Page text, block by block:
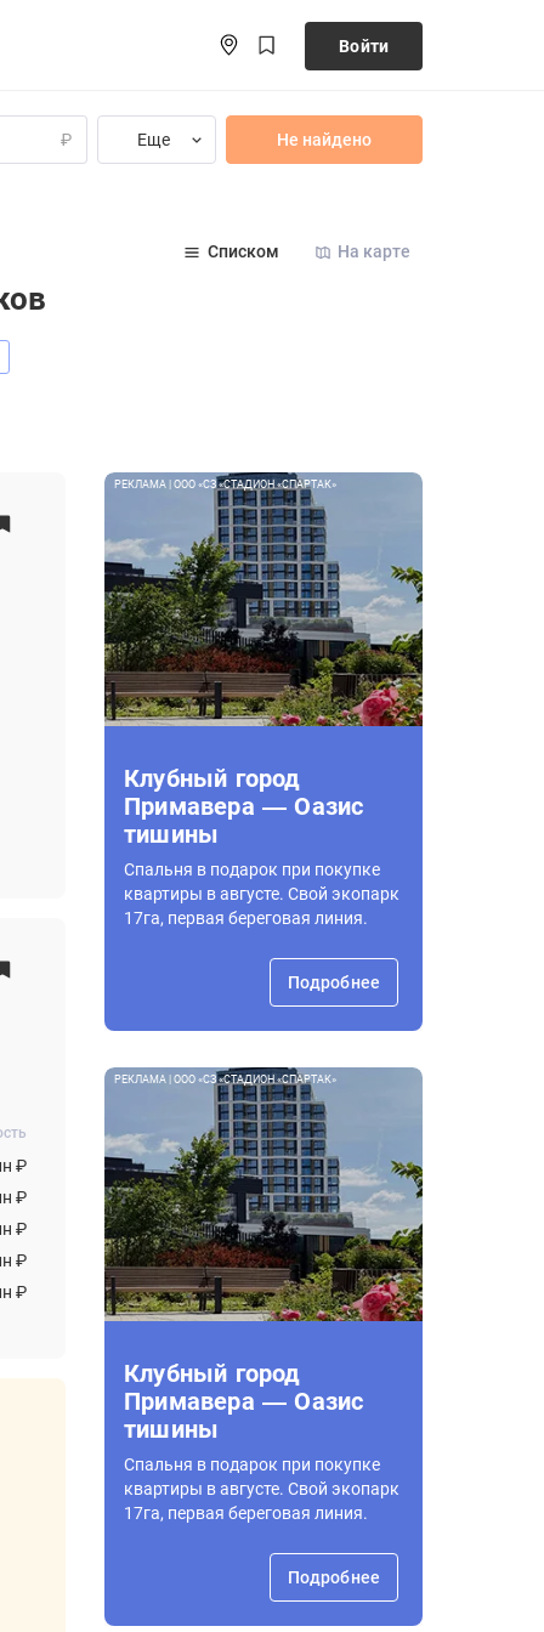
Войти
₽ Еще Не найдено
Списком На карте
₽
₽
₽
₽
₽
РЕКЛАМА | ООО «СЗ «СТАДИОН «СПАРТАК»
Клубный город
Примавера — Оазис
тишины
Спальня в подарок при покупке
квартиры в августе. Свой экопарк
17га, первая береговая линия.
Подробнее
РЕКЛАМА | ООО «СЗ «СТАДИОН «СПАРТАК»
Клубный город
Примавера — Оазис
тишины
Спальня в подарок при покупке
квартиры в августе. Свой экопарк
17га, первая береговая линия.
Подробнее